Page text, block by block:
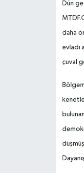
Dün
daha
evladı
çuval